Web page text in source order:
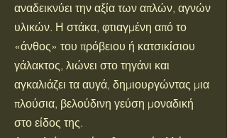
αναδεικνύει την αξία των απλών, αγνών
υλικών. Η στάκα, φτιαγμένη από το
«άνθος» του πρόβειου ή κατσικίσιου
γάλακτος, λιώνει στο τηγάνι και
αγκαλιάζει τα αυγά, δημιουργώντας μια
πλούσια, βελούδινη γεύση μοναδική
στο είδος της.